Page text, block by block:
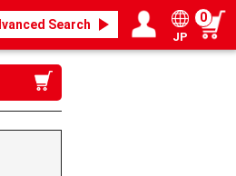
Search
/ Register
page
JP
0